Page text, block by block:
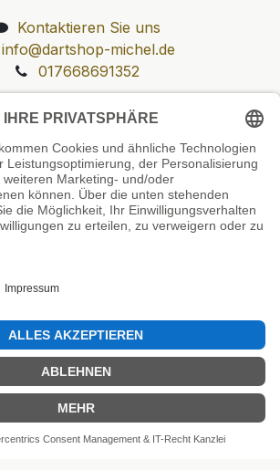
Kontaktieren Sie uns
info@dartshop-michel.de
017668691352
Unsere Prüfsiegel